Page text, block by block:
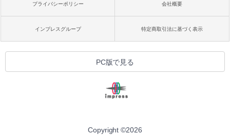
プライバシーポリシー 会社概要
インプレスグループ 特定商取引法に基づく表示
PC版で見る
Copyright ©2026